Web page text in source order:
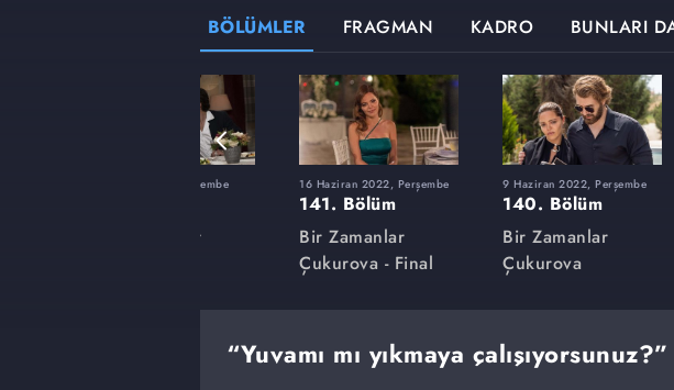
BÖLÜMLER FRAGMAN KADRO BUNLARI
10 Mart 2022, Perşembe
Bir Zamanlar
16 Haziran 2022, Perşembe
141. Bölüm
Bir Zamanlar
Çukurova - Final
9 Haziran 2022, Perşembe
140. Bölüm
Bir Zamanlar
Çukurova
“Yuvamı mı yıkmaya çalışıyorsunuz?”